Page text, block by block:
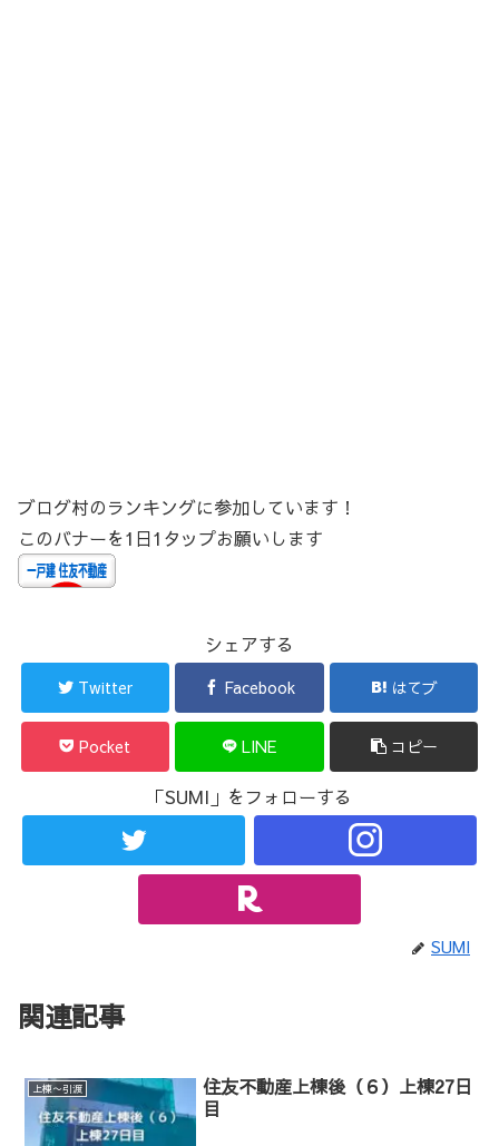
ブログ村のランキングに参加しています！
このバナーを1日1タップお願いします
シェアする
Twitter Facebook はてブ
Pocket LINE コピー
「SUMI」をフォローする
SUMI
関連記事
上棟〜引渡
住友不動産上棟後（６）上棟27日
目